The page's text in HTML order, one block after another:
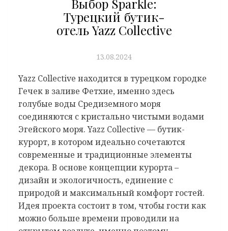
Выбор Sparkle:
Турецкий бутик-
отель Yazz Collective
13.08.2024
Yazz Collective находится в турецком городке
Гечек в заливе Фетхие, именно здесь
голубые воды Средиземного моря
соединяются с кристально чистыми водами
Эгейского моря. Yazz Collective — бутик-
курорт, в котором идеально сочетаются
современные и традиционные элементы
декора. В основе концепции курорта –
дизайн и экологичность, единение с
природой и максимальный комфорт гостей.
Идея проекта состоит в том, чтобы гости как
можно больше времени проводили на